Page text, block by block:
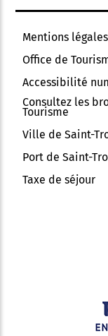
Mentions légales
Office de
Accessibilité
Consultez les
Tourisme
Ville de Saint-
Port de Saint-
Taxe de séjour